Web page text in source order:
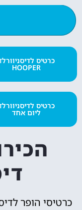
כרטיס
HOOPER
כרטיס
ליום אחד
כרטיסי הופר